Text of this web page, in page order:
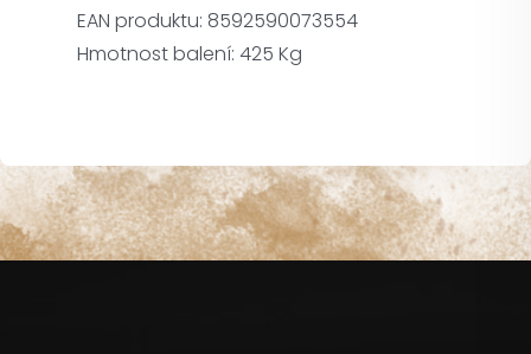
EAN produktu: 8592590073554
Hmotnost balení: 425 Kg